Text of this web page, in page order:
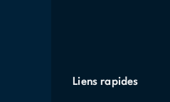
Liens rapides